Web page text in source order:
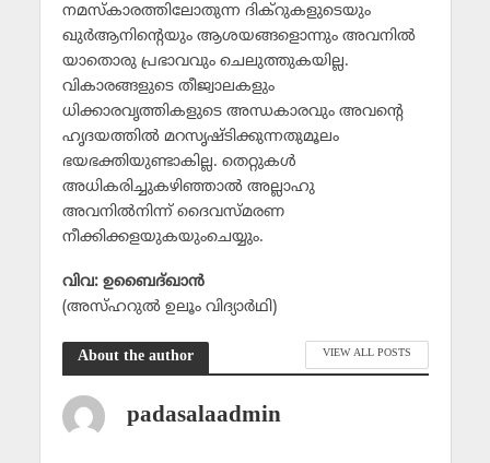
നമസ്‌കാരത്തിലോതുന്ന ദിക്‌റുകളുടെയും
ഖുര്‍ആനിന്റെയും ആശയങ്ങളൊന്നും അവനില്‍
യാതൊരു പ്രഭാവവും ചെലുത്തുകയില്ല.
വികാരങ്ങളുടെ തീജ്വാലകളും
ധിക്കാരവൃത്തികളുടെ അന്ധകാരവും അവന്റെ
ഹൃദയത്തില്‍ മറസൃഷ്ടിക്കുന്നതുമൂലം
ഭയഭക്തിയുണ്ടാകില്ല. തെറ്റുകള്‍
അധികരിച്ചുകഴിഞ്ഞാല്‍ അല്ലാഹു
അവനില്‍നിന്ന് ദൈവസ്മരണ
നീക്കിക്കളയുകയുംചെയ്യും.
വിവ: ഉബൈദ്ഖാന്‍
(അസ്ഹറുല്‍ ഉലൂം വിദ്യാര്‍ഥി)
About the author VIEW ALL POSTS
padasalaadmin